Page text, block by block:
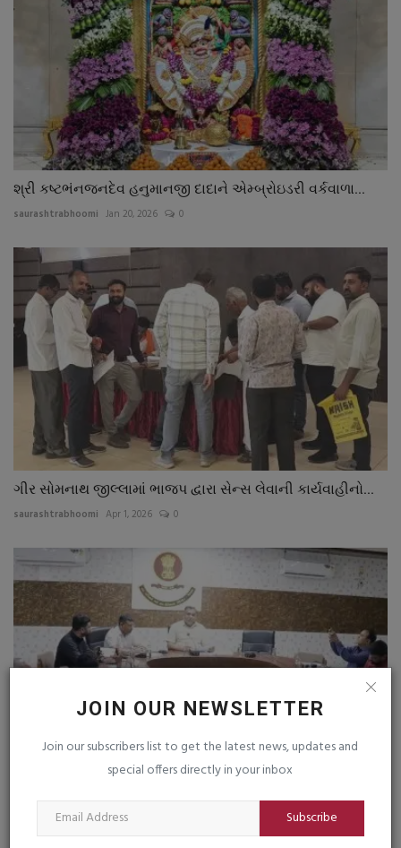
JOIN OUR NEWSLETTER
Join our subscribers list to get the latest news, updates and
special offers directly in your inbox
Subscribe
શ્રી કષ્ટભંનજનદેવ હનુમાનજી દાદાને એમ્બ્રોઇડરી વર્કવાળા...
saurashtrabhoomi Jan 20, 2026 0
ગીર સોમનાથ જીલ્લામાં ભાજપ દ્વારા સેન્સ લેવાની કાર્યવાહીનો...
saurashtrabhoomi Apr 1, 2026 0
saurashtrabhoomi Apr 3, 2026